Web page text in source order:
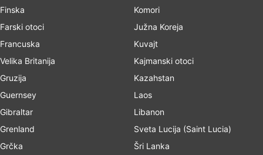
Finska
Farski otoci
Francuska
Velika Britanija
Gruzija
Guernsey
Gibraltar
Grenland
Grčka
Komori
Južna Koreja
Kuvajt
Kajmanski otoci
Kazahstan
Laos
Libanon
Sveta Lucija (Saint Lucia)
Šri Lanka